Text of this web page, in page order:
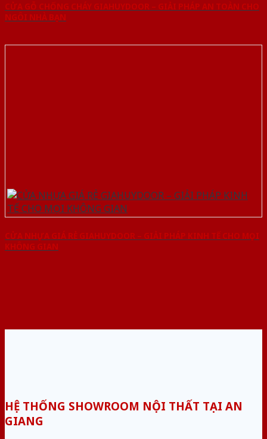
CỬA GỖ CHỐNG CHÁY GIAHUYDOOR – GIẢI PHÁP AN TOÀN CHO
NGÔI NHÀ BẠN
CỬA NHỰA GIÁ RẺ GIAHUYDOOR – GIẢI PHÁP KINH TẾ CHO MỌI
KHÔNG GIAN
HỆ THỐNG SHOWROOM NỘI THẤT TẠI AN
GIANG